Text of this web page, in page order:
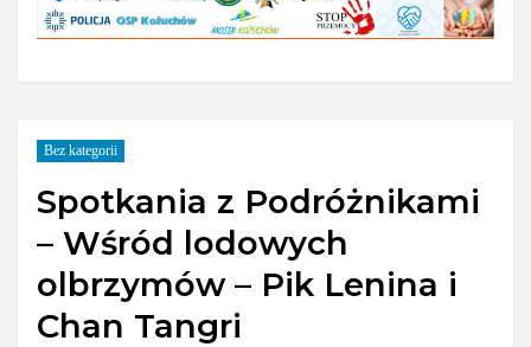
Bez kategorii
Spotkania z Podróżnikami
– Wśród lodowych
olbrzymów – Pik Lenina i
Chan Tangri